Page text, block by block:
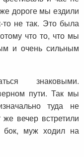
дороге мы ездили
то не так. Это была
что то, что мы
и очень сильным
знаковыми.
пути. Так мы
туда не
вечер встретили
муж ходил на